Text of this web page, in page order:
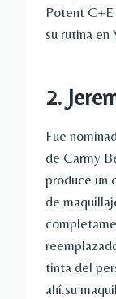
Potent C+E
su rutina en
2.
Fue
de Carmy
produce un
de
tinta del
ahí.su